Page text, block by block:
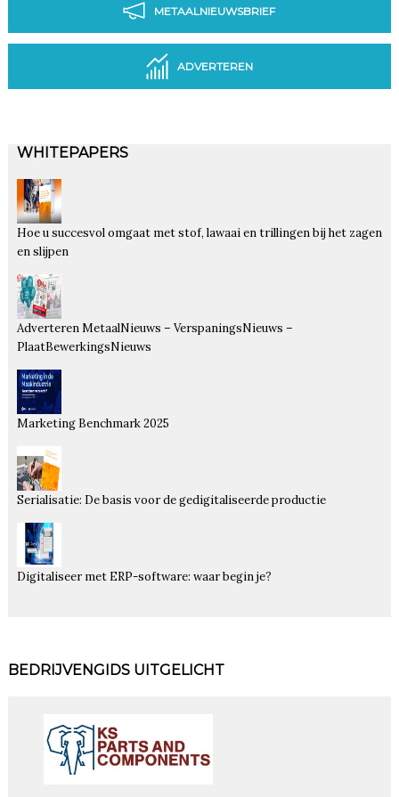
METAALNIEUWSBRIEF
ADVERTEREN
WHITEPAPERS
Hoe u succesvol omgaat met stof, lawaai en trillingen bij het zagen
en slijpen
Adverteren MetaalNieuws – VerspaningsNieuws –
PlaatBewerkingsNieuws
Marketing Benchmark 2025
Serialisatie: De basis voor de gedigitaliseerde productie
Digitaliseer met ERP-software: waar begin je?
BEDRIJVENGIDS UITGELICHT